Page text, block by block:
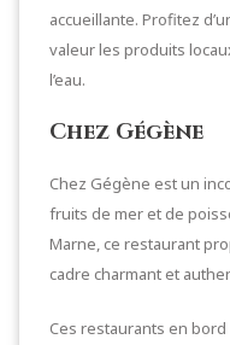
accueillante. Profitez
valeur les produits
l’eau.
Chez Gégène
Chez Gégène est un
fruits de mer et de
Marne, ce restaurant
cadre charmant et
Ces restaurants en